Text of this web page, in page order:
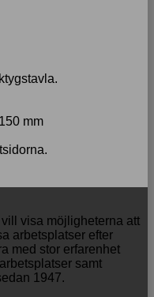
mm
visa möjligheterna att
arbetsplatser efter
med stor erfarenhet
samt
1947.